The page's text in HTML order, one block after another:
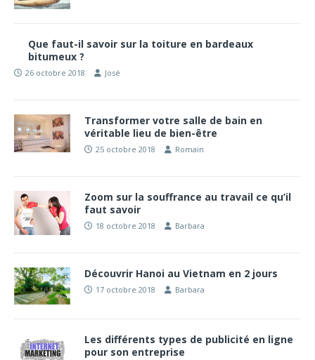
Que faut-il savoir sur la toiture en bardeaux
bitumeux ?
26 octobre 2018 José
Transformer votre salle de bain en
véritable lieu de bien-être
25 octobre 2018 Romain
Zoom sur la souffrance au travail ce qu’il
faut savoir
18 octobre 2018 Barbara
Découvrir Hanoi au Vietnam en 2 jours
17 octobre 2018 Barbara
Les différents types de publicité en ligne
pour son entreprise